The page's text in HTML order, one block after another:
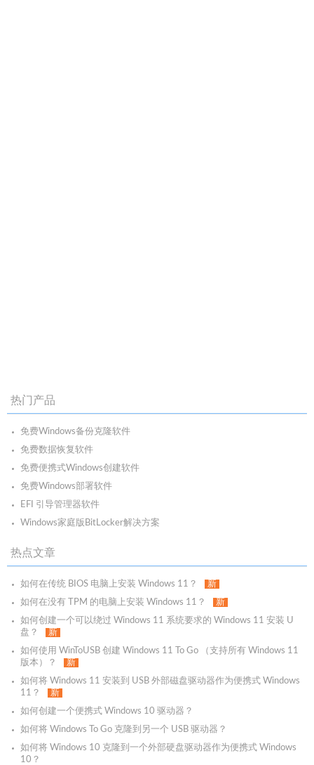
热门产品
免费Windows备份克隆软件
免费数据恢复软件
免费便携式Windows创建软件
免费Windows部署软件
EFI 引导管理器软件
Windows家庭版BitLocker解决方案
热点文章
如何在传统 BIOS 电脑上安装 Windows 11？
新
如何在没有 TPM 的电脑上安装 Windows 11？
新
如何创建一个可以绕过 Windows 11 系统要求的 Windows 11 安装 U
盘？
新
如何使用 WinToUSB 创建 Windows 11 To Go （支持所有 Windows 11
版本）？
新
如何将 Windows 11 安装到 USB 外部磁盘驱动器作为便携式 Windows
11？
新
如何创建一个便携式 Windows 10 驱动器？
如何将 Windows To Go 克隆到另一个 USB 驱动器？
如何将 Windows 10 克隆到一个外部硬盘驱动器作为便携式 Windows
10？